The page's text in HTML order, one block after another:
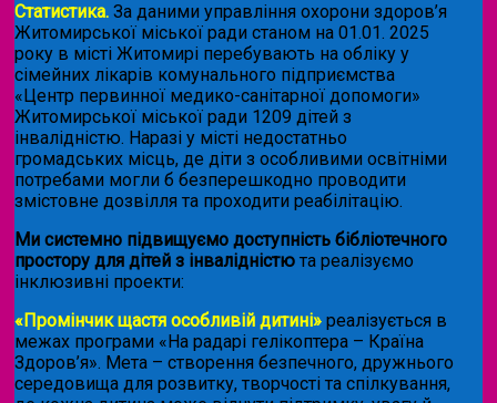
Статистика. За даними управління охорони здоров’я
Житомирської міської ради станом на 01.01. 2025
року в місті Житомирі перебувають на обліку у
сімейних лікарів комунального підприємства
«Центр первинної медико-санітарної допомоги»
Житомирської міської ради 1209 дітей з
інвалідністю. Наразі у місті недостатньо
громадських місць, де діти з особливими освітніми
потребами могли б безперешкодно проводити
змістовне дозвілля та проходити реабілітацію.
Ми системно підвищуємо доступність бібліотечного
простору для дітей з інвалідністю та реалізуємо
інклюзивні проекти:
«Промінчик щастя особливій дитині» реалізується в
межах програми «На радарі гелікоптера – Країна
Здоров’я». Мета – створення безпечного, дружнього
середовища для розвитку, творчості та спілкування,